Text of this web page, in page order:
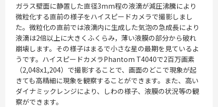
ガラス壁面に静置した直径3mm程の液滴が減圧沸騰により
微粒化する直前の様子をハイスピードカメラで撮影しまし
た。微粒化の直前では液滴内に生成した気泡の急成長により
液滴は2倍以上に大きくふくらみ，薄い液膜の部分から破れ
崩壊します。その様子はまるで小さな星の最期を見ているよ
うです。ハイスピードカメラPhantom T4040で2百万画素
（2,048x1,204）で撮影することで、画面のどこで現象が起
きても高精細に現象を観察することができます。また、高い
ダイナミックレンジにより、しわの様子、液膜の状況等の観
察ができます。